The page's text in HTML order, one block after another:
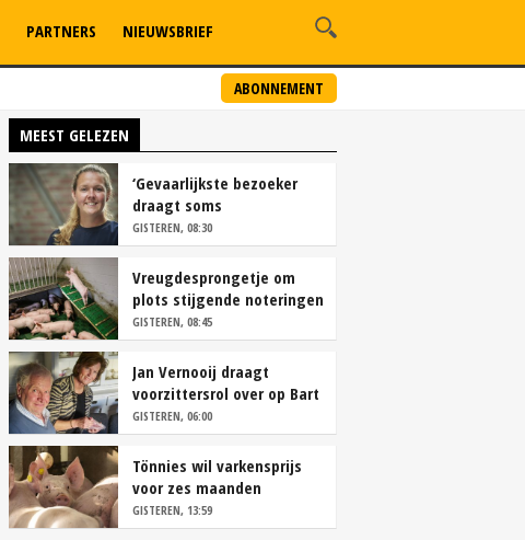
ABONNEMENT
PARTNERS NIEUWSBRIEF
MEEST GELEZEN
‘Gevaarlijkste bezoeker
draagt soms
overschoenen’
GISTEREN, 08:30
Vreugdesprongetje om
plots stijgende noteringen
GISTEREN, 08:45
Jan Vernooij draagt
voorzittersrol over op Bart
Camps
GISTEREN, 06:00
Tönnies wil varkensprijs
voor zes maanden
vastleggen
GISTEREN, 13:59